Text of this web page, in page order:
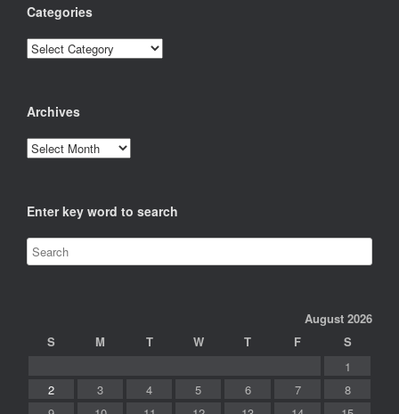
Categories
Categories
Archives
Archives
Enter key word to search
August 2026
S
M T W T F
S
1
2
3 4 5 6 7
8